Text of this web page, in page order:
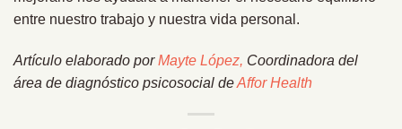
entre nuestro trabajo y nuestra vida personal.
Artículo elaborado porMayte López, Coordinadora del
área de diagnóstico psicosocial deAffor Health